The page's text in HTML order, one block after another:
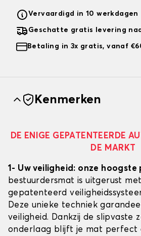
Vervaardigd in 10 werkdagen
Geschatte gratis levering
Betaling in 3x gratis, vanaf
Kenmerken
DE ENIGE GEPATENTEERDE
DE MARKT
1- Uw veiligheid: onze
bestuurdersmat is uitgerust
gepatenteerd
Deze unieke techniek
veiligheid. Dankzij de slipvaste
onderlaag blijft je mat perfect